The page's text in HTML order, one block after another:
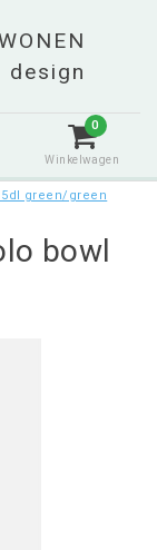
0
Winkelwagen
green/green
bowl